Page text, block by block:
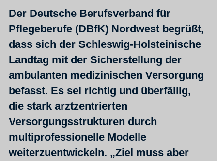
Der Deutsche Berufsverband für
Pflegeberufe (DBfK) Nordwest begrüßt,
dass sich der Schleswig-Holsteinische
Landtag mit der Sicherstellung der
ambulanten medizinischen Versorgung
befasst. Es sei richtig und überfällig,
die stark arztzentrierten
Versorgungsstrukturen durch
multiprofessionelle Modelle
weiterzuentwickeln. „Ziel muss aber